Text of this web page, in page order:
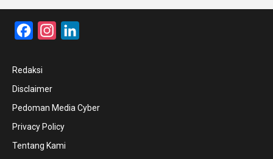
FacebookInstagram
Redaksi
Disclaimer
Pedoman Media Cyber
Privacy Policy
Tentang Kami